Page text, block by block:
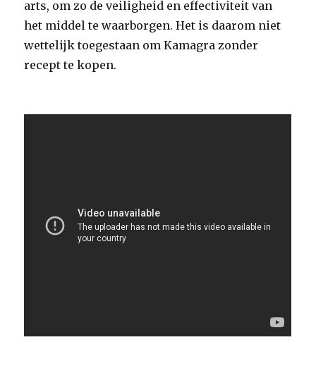
arts, om zo de veiligheid en effectiviteit van
het middel te waarborgen. Het is daarom niet
wettelijk toegestaan om Kamagra zonder
recept te kopen.